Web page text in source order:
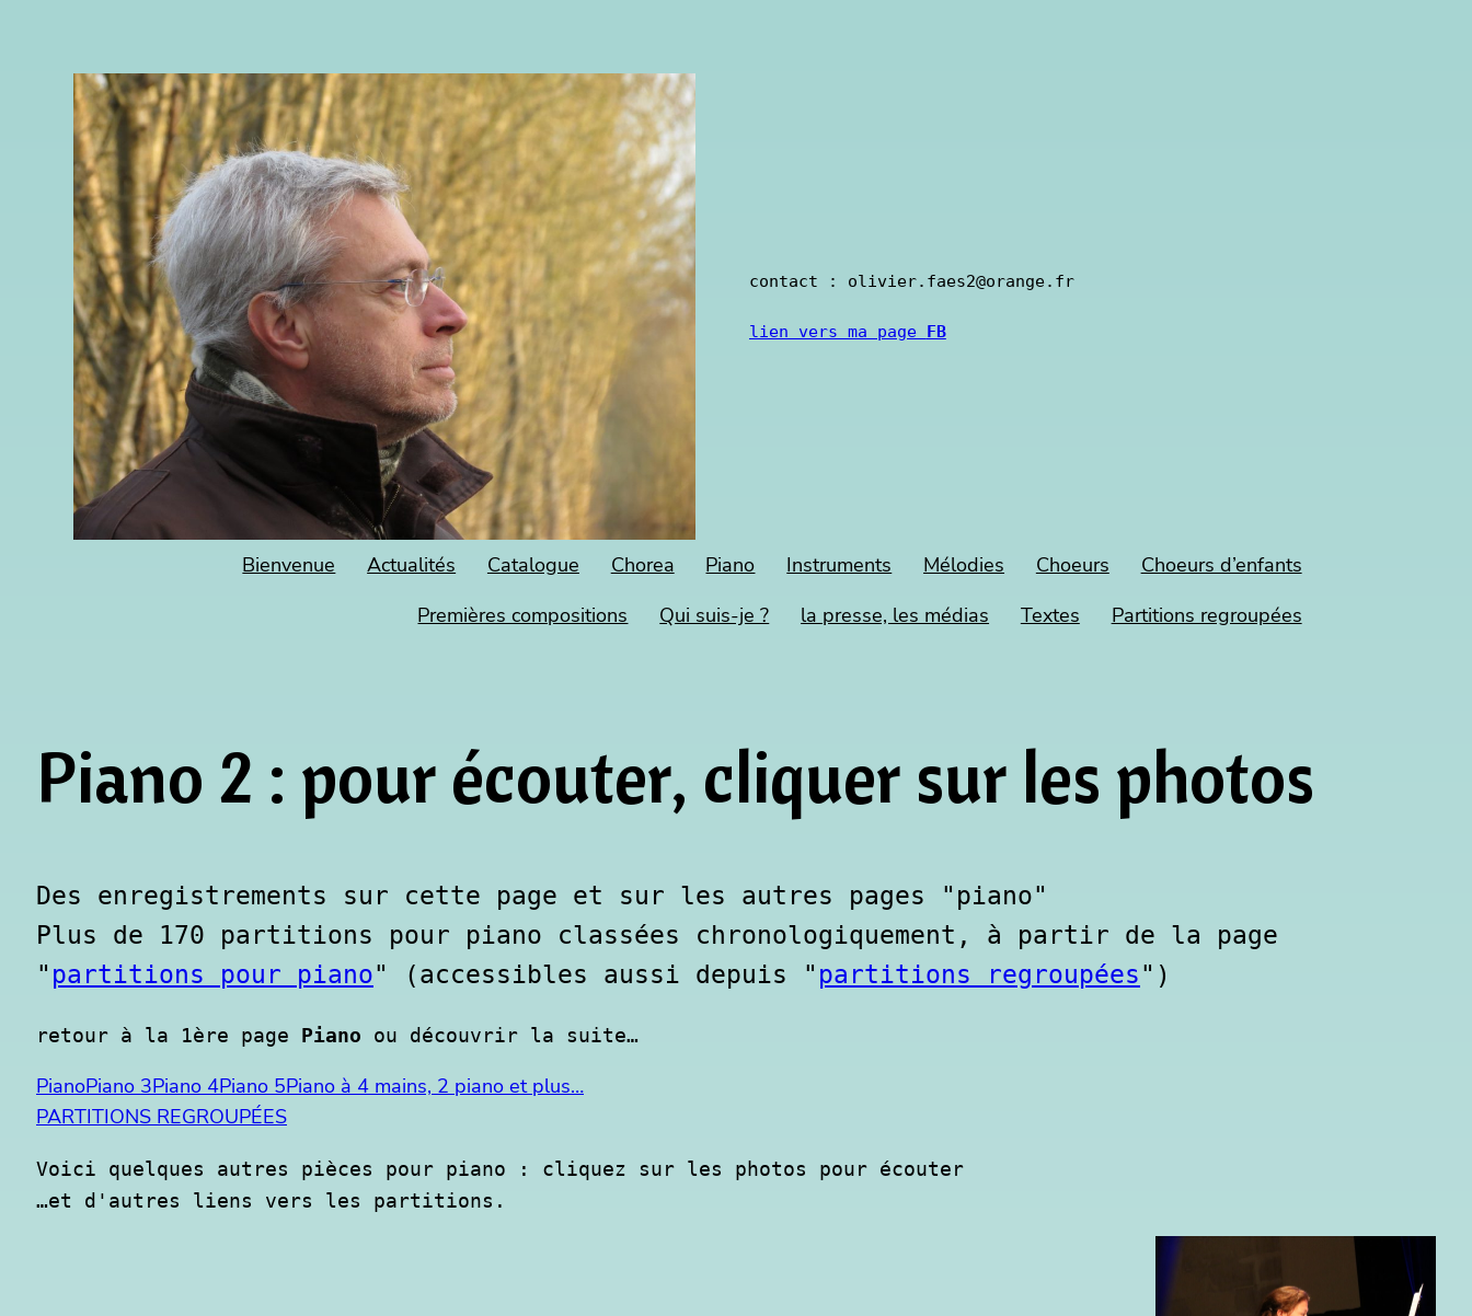
contact : olivier.faes2@orange.fr
lien vers ma page FB
Bienvenue Actualités Catalogue Chorea Piano Instruments Mélodies Choeurs
Choeurs d’enfants
Premières compositions
Qui suis-je ? la presse, les médias Textes Partitions regroupées
Piano 2 : pour écouter, cliquer sur les photos
Des enregistrements sur cette page et sur les autres pages "piano"
Plus de 170 partitions pour piano classées chronologiquement, à partir de la page
" partitions pour piano" (accessibles aussi depuis " partitions regroupées")
retour à la 1ère page Piano ou découvrir la suite…
PianoPiano 3Piano 4Piano 5Piano à 4 mains, 2 piano et plus…
PARTITIONS REGROUPÉES
Voici quelques autres pièces pour piano : cliquez sur les photos pour écouter
…et d'autres liens vers les partitions.